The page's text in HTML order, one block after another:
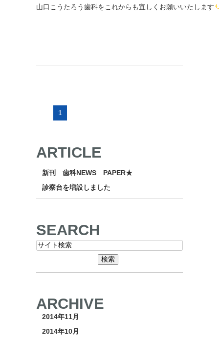
山口こうたろう歯科をこれからも宜しくお願いいたします
1
ARTICLE
新刊 歯科NEWS PAPER★
診察台を増設しました
SEARCH
ARCHIVE
2014年11月
2014年10月